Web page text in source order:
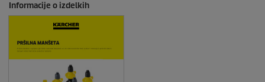
Informacije o izdelkih